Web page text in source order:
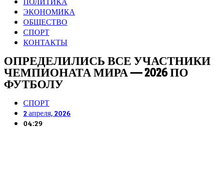
ЭКОНОМИКА
ОБЩЕСТВО
СПОРТ
КОНТАКТЫ
ОПРЕДЕЛИЛИСЬ ВСЕ УЧАСТНИКИ
ЧЕМПИОНАТА МИРА — 2026 ПО
ФУТБОЛУ
СПОРТ
2 апреля, 2026
04:29